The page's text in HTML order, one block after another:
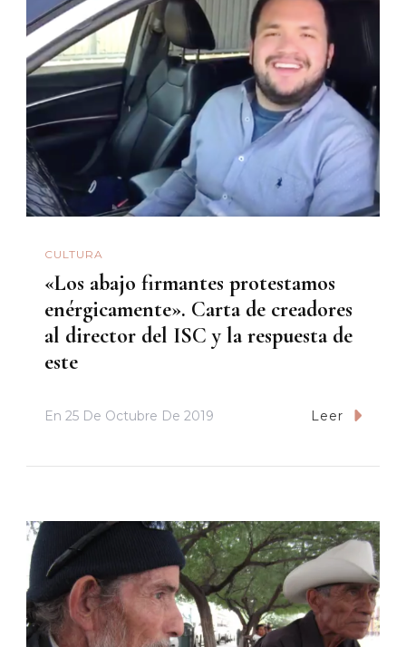
CULTURA
«Los abajo firmantes protestamos
enérgicamente». Carta de creadores
al director del ISC y la respuesta de
este
En 25 De Octubre De 2019 Leer